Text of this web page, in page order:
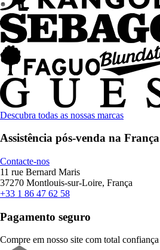
Descubra todas as nossas marcas
Assistência pós-venda na França
Contacte-nos
11 rue Bernard Maris
37270 Montlouis-sur-Loire, França
+33 1 86 47 62 58
Pagamento seguro
Compre em nosso site com total confiança